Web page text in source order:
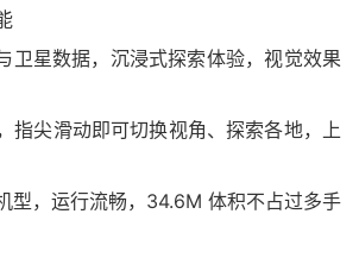
卫星数据，沉浸式探索体验，视觉效果
指尖滑动即可切换视角、探索各地，上
型，运行流畅，34.6M 体积不占过多手